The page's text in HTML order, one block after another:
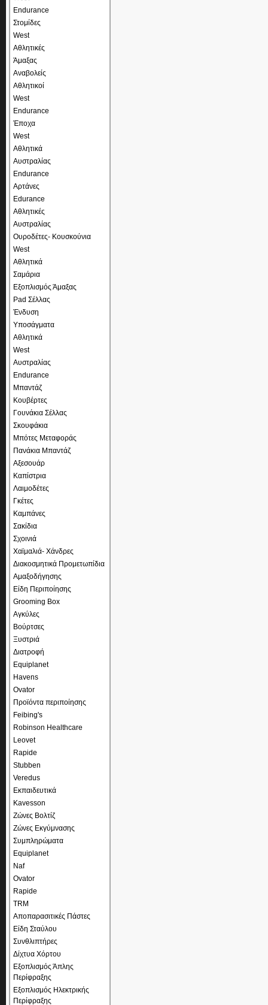
Endurance
Στομίδες
West
Αθλητικές
Άμαξας
Αναβολείς
Αθλητικοί
West
Endurance
Έποχα
West
Αθλητικά
Αυστραλίας
Endurance
Αρτάνες
Edurance
Αθλητικές
Αυστραλίας
Ουροδέτες- Κουσκούνια
West
Αθλητικά
Σαμάρια
Εξοπλισμός Άμαξας
Pad Σέλλας
Ένδυση
Υποσάγματα
Αθλητικά
West
Αυστραλίας
Endurance
Μπαντάζ
Κουβέρτες
Γουνάκια Σέλλας
Σκουφάκια
Μπότες Μεταφοράς
Πανάκια Μπαντάζ
Αξεσουάρ
Καπίστρια
Λαιμοδέτες
Γκέτες
Καμπάνες
Σακίδια
Σχοινιά
Χαϊμαλιά- Χάνδρες
Διακοσμητικά Προμετωπίδια
Αμαξοδήγησης
Είδη Περιποίησης
Grooming Box
Αγκύλες
Βούρτσες
Ξυστριά
Διατροφή
Equiplanet
Havens
Ovator
Προϊόντα περιποίησης
Feibing's
Robinson Healthcare
Leovet
Rapide
Stubben
Veredus
Εκπαιδευτικά
Kavesson
Ζώνες Βολτίζ
Ζώνες Εκγύμνασης
Συμπληρώματα
Equiplanet
Naf
Ovator
Rapide
TRM
Αποπαρασιτικές Πάστες
Είδη Σταύλου
Συνθλιπτήρες
Δίχτυα Χόρτου
Εξοπλισμός Άπλης
Περίφραξης
Εξοπλισμός Ηλεκτρικής
Περίφραξης